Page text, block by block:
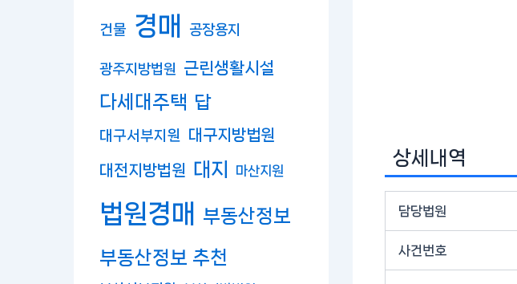
건물 경매 공장용지
광주지방법원 근린생활시설
다세대주택 답
대구서부지원 대구지방법원
대전지방법원 대지 마산지원
법원경매
부동산정보
부동산정보 추천
상세내역
담당법원
사건번호